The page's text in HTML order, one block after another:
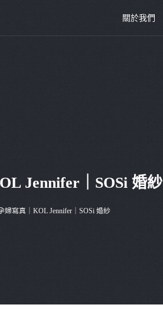
關於我們
Jennifer｜SOSi 婚紗
婦寫真｜KOL Jennifer｜SOSi 婚紗